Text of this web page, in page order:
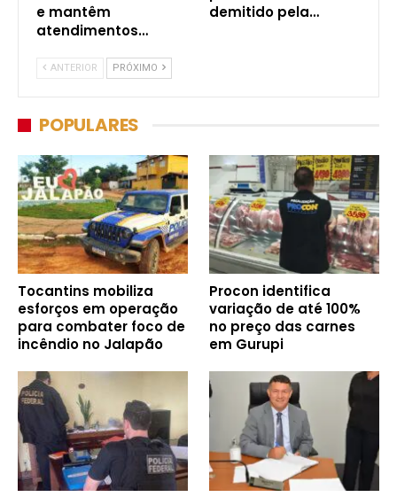
e mantêm
atendimentos…
demitido pela…
ANTERIOR PRÓXIMO
POPULARES
Tocantins mobiliza
esforços em operação
para combater foco de
incêndio no Jalapão
Procon identifica
variação de até 100%
no preço das carnes
em Gurupi